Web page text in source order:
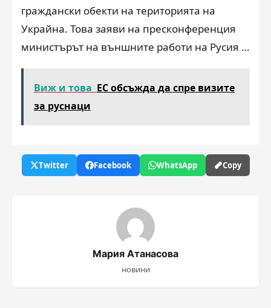
граждански обекти на територията на
Украйна. Това заяви на пресконференция
министърът на външните работи на Русия …
Виж и това ЕС обсъжда да спре визите
за руснаци
Twitter Facebook WhatsApp Copy
Мария Атанасова
новини